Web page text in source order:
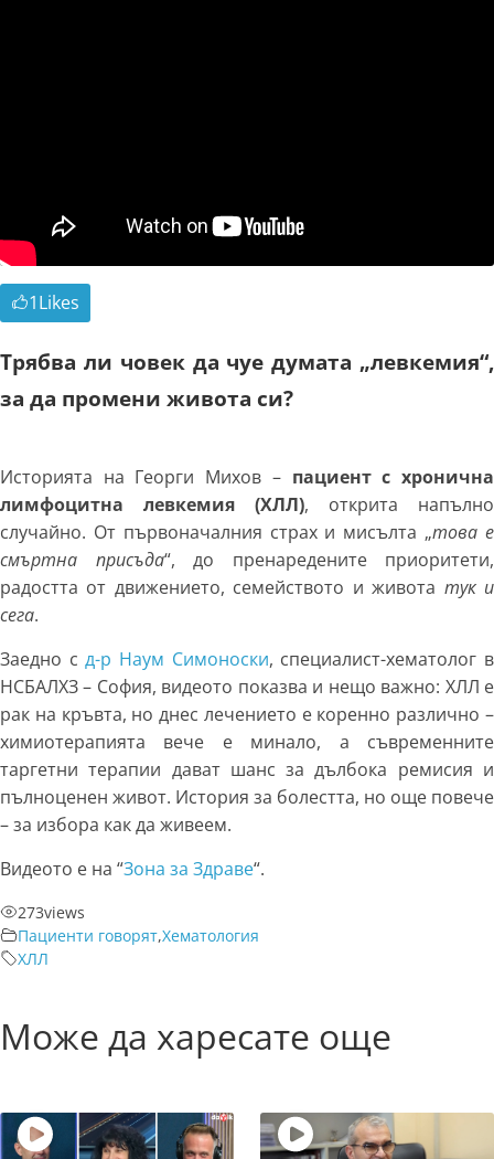
1Likes
Трябва ли човек да чуе думата „левкемия“,
за да промени живота си?
Историята на Георги Михов – пациент с хронична
лимфоцитна левкемия (ХЛЛ), открита напълно
случайно. От първоначалния страх и мисълта „това е
смъртна присъда“, до пренаредените приоритети,
радостта от движението, семейството и живота тук и
сега.
Заедно сд-р Наум Симоноски, специалист-хематолог в
НСБАЛХЗ – София, видеото показва и нещо важно: ХЛЛ е
рак на кръвта, но днес лечението е коренно различно –
химиотерапията вече е минало, а съвременните
таргетни терапии дават шанс за дълбока ремисия и
пълноценен живот. История за болестта, но още повече
– за избора как да живеем.
Видеото е на “Зона за Здраве“.
273views
Пациенти говорят,Хематология
ХЛЛ
Може да харесате още